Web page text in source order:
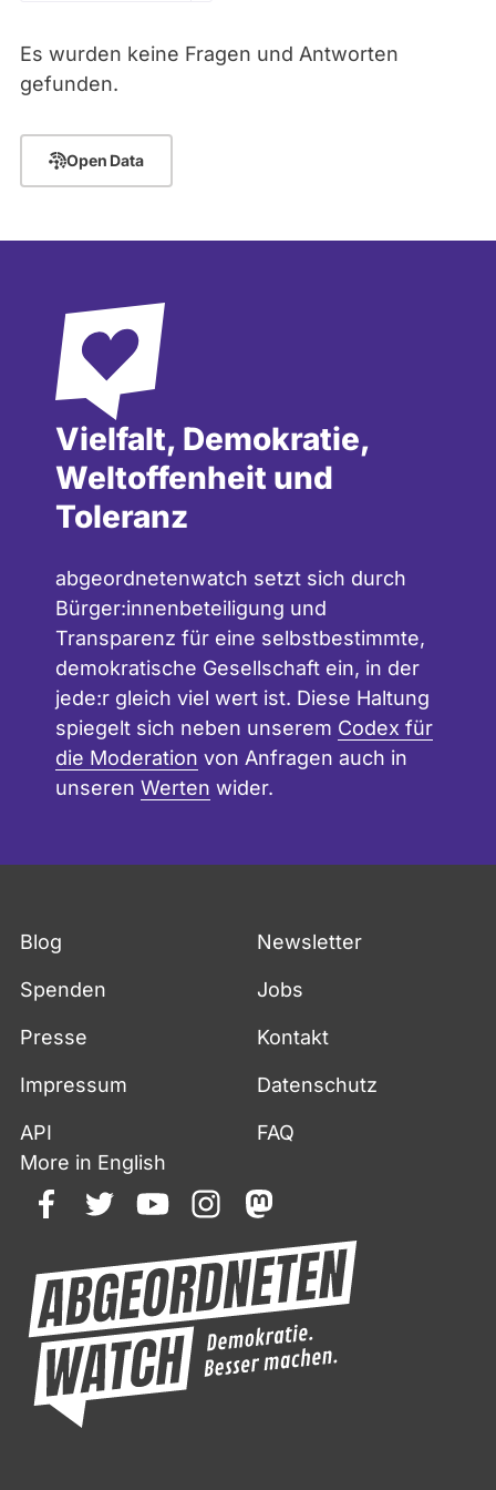
Mandaten
Thema
- Alle -
Antwort Status
- Alle -
Es wurden keine Fragen und Antworten
gefunden.
Open Data
Vielfalt, Demokratie,
Weltoffenheit und
Toleranz
abgeordnetenwatch setzt sich durch
Bürger:innenbeteiligung und
Transparenz für eine selbstbestimmte,
demokratische Gesellschaft ein, in der
jede:r gleich viel wert ist. Diese Haltung
spiegelt sich neben unserem Codex für
die Moderation von Anfragen auch in
unseren Werten wider.
Blog Newsletter
Spenden Jobs
Presse Kontakt
Impressum Datenschutz
API
FAQ
More in English
facebooktwitteryoutubeinstagrammastodon